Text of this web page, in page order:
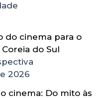
do cinema para o
do Sul
2026
cinema: Do mito às